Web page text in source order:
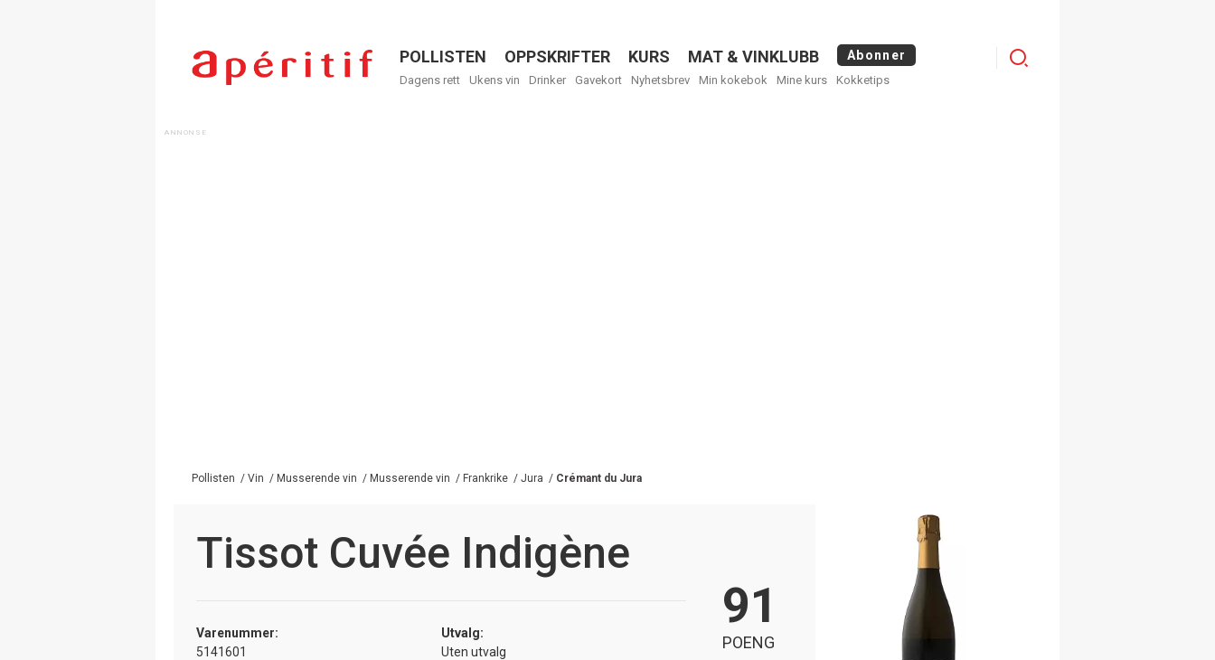
Menu
POLLISTEN OPPSKRIFTER KURS MAT & VINKLUBB Abonner
Dagens rett Ukens vin Drinker Gavekort Nyhetsbrev Min kokebok Mine kurs Kokketips
Menu
Pollisten / Vin / Musserende vin / Musserende vin / Frankrike / Jura / Crémant du Jura
Tissot Cuvée Indigène
Varenummer:
5141601
Utvalg:
Uten utvalg
91
POENG